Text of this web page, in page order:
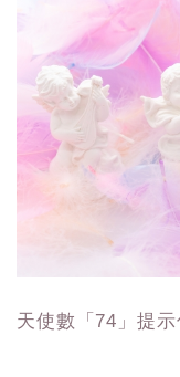
天使數「74」提示